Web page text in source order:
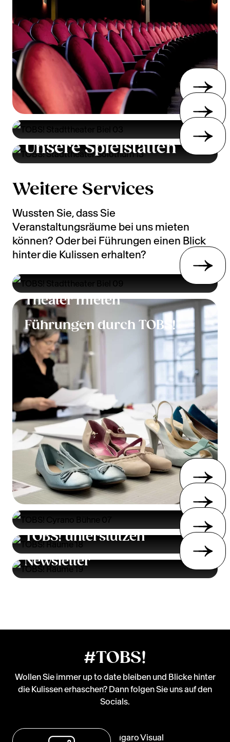
Unsere Spielstätten
Weitere Services
Wussten Sie, dass Sie
Veranstaltungsräume bei uns mieten
können? Oder bei Führungen einen Blick
hinter die Kulissen erhalten?
Theater mieten
Führungen durch TOBS!
TOBS! unterstützen
Newsletter
#TOBS!
Wollen Sie immer up to date bleiben und Blicke hinter
die Kulissen erhaschen? Dann folgen Sie uns auf den
Socials.